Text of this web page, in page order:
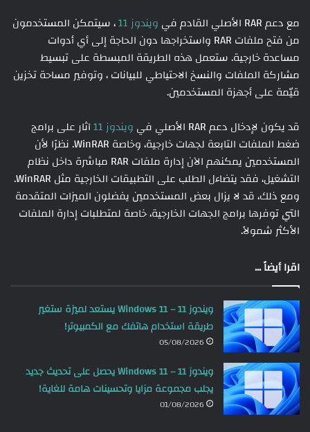
مع دعم RAR الأصلي القادم في ويندوز 11
، سيتمكن المستخدمون
من فتح ملفات RAR واستخراجها دون الحاجة إلى أي أدوات
مساعدة خارجية. ستعمل هذه الطريقة المبسطة على تبسيط
مشاركة الملفات والنسخ الاحتياطي للبيانات ، وتوفير مساحة تخزين
قيّمة على أجهزة المستخدمين.
قد يكون لإدخال دعم RAR الأصلي في
ويندوز 11
آثار على برامج
ضغط الملفات التابعة لجهات خارجية، وخاصة WinRAR. نظرًا لأن
المستخدمين يمكنهم الآن إدارة ملفات RAR مباشرة داخل نظام
التشغيل، فقد يتضاءل الطلب على التطبيقات الخارجية مثل WinRAR.
ومع ذلك، قد لا يزال بعض المستخدمين يفضلون الميزات المتقدمة
التي توفرها برامج الجهات الخارجية، خاصة لمتطلبات إدارة الملفات
الأكثر شمولاً.
اقرا أيضاً ...
ويندوز 11 – Windows 11 يستعد لميزة ستغير
طريقة استخدام هاتفك مع الكمبيوتر!
05/08/2026
ويندوز 11 – Windows 11 يحصل على تحديث جديد
يجلب مجموعة مزايا وتحسينات هامة للغاية!
01/08/2026